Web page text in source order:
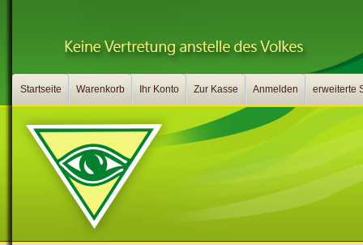
Startseite Warenkorb Ihr Konto Zur Kasse Anmelden erweiterte